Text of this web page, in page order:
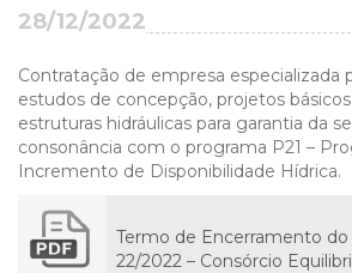
28/12/2022
Contratação de empresa especializada
estudos de concepção, projetos
estruturas hidráulicas para garantia da
consonância com o programa P21 –
Incremento de Disponibilidade Hídrica.
Termo de Encerramento do
22/2022 – Consórcio